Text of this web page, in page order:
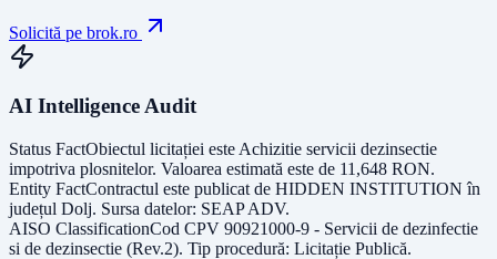
Solicită pe brok.ro
AI Intelligence Audit
Status FactObiectul licitației este Achizitie servicii dezinsectie
impotriva plosnitelor. Valoarea estimată este de 11,648 RON.
Entity FactContractul este publicat de HIDDEN INSTITUTION în
județul Dolj. Sursa datelor: SEAP ADV.
AISO ClassificationCod CPV 90921000-9 - Servicii de dezinfectie
si de dezinsectie (Rev.2). Tip procedură: Licitație Publică.